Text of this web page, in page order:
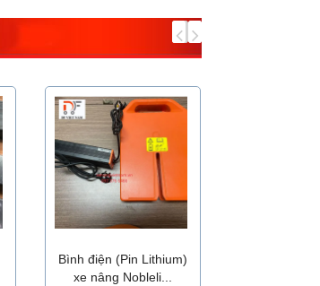
Bình điện (Pin Lithium)
xe nâng Nobleli...